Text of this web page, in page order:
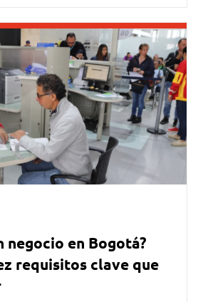
negocio en Bogotá?
requisitos clave que